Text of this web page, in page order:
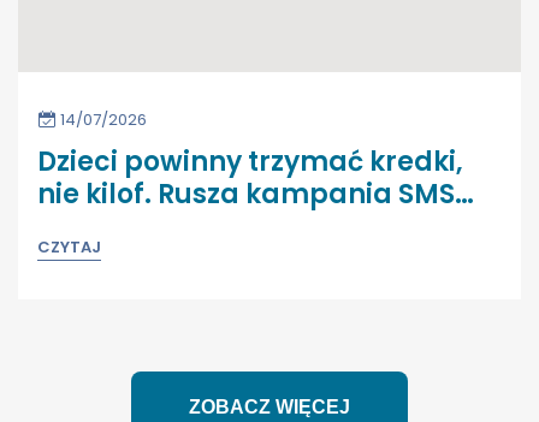
14/07/2026
Dzieci powinny trzymać kredki,
nie kilof. Rusza kampania SMS
CZYTAJ
ZOBACZ WIĘCEJ